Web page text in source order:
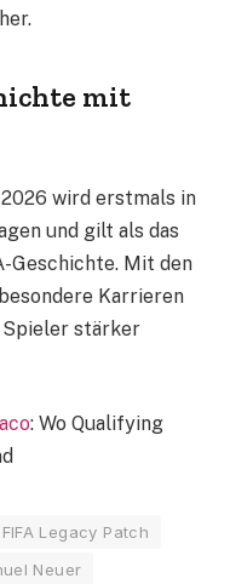
mit
wird erstmals in
und gilt als das
Geschichte. Mit den
Karrieren
Spieler stärker
: Wo Qualifying
FIFA Legacy Patch
Neuer